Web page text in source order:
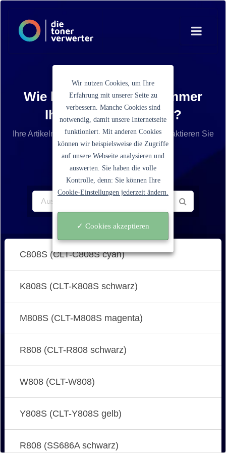
Wie lautet die Artikelnummer
Ihrer Tonerkartusche?
Ihre Artikelnummer ist nicht aufgelistet? Kontaktieren Sie
unseren Service.
C808S (CLT-C808S cyan)
K808S (CLT-K808S schwarz)
M808S (CLT-M808S magenta)
R808 (CLT-R808 schwarz)
W808 (CLT-W808)
Y808S (CLT-Y808S gelb)
R808 (SS686A schwarz)
Wir nutzen Cookies, um Ihre
Erfahrung mit unserer Seite zu
verbessern. Manche Cookies sind
notwendig, damit unsere Internetseite
funktioniert. Mit anderen Cookies
können wir beispielsweise die Zugriffe
auf unsere Webseite analysieren und
auswerten. Sie haben die volle
Kontrolle, denn: Sie können Ihre
Cookie-Einstellungen jederzeit ändern.
✓ Cookies akzeptieren